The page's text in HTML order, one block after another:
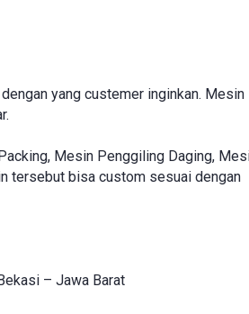
yang custemer inginkan. Mesin
Mesin Penggiling Daging,
tersebut bisa custom sesuai dengan
– Jawa Barat